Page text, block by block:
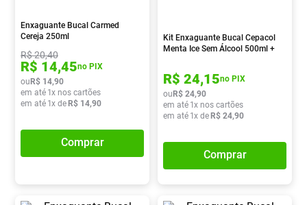
Enxaguante Bucal Carmed
Cereja 250ml
R$20,40
R$ 14,45no PIX
ouR$ 14,90
em até 1x nos cartões
em até 1x deR$ 14,90
Comprar
Kit Enxaguante Bucal Cepacol
Menta Ice Sem Álcool 500ml +
R$ 24,15no PIX
ouR$ 24,90
em até 1x nos cartões
em até 1x deR$ 24,90
Comprar
9º Lavitan